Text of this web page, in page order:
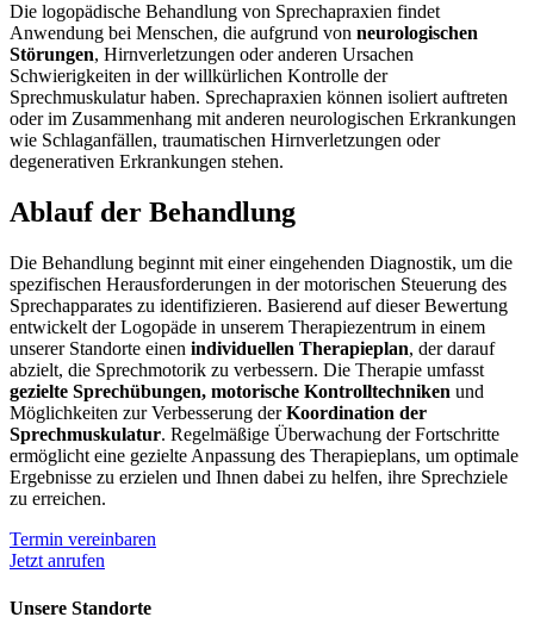
Die logopädische Behandlung von Sprechapraxien findet
Anwendung bei Menschen, die aufgrund von neurologischen
Störungen, Hirnverletzungen oder anderen Ursachen
Schwierigkeiten in der willkürlichen Kontrolle der
Sprechmuskulatur haben. Sprechapraxien können isoliert auftreten
oder im Zusammenhang mit anderen neurologischen Erkrankungen
wie Schlaganfällen, traumatischen Hirnverletzungen oder
degenerativen Erkrankungen stehen.
Ablauf der Behandlung
Die Behandlung beginnt mit einer eingehenden Diagnostik, um die
spezifischen Herausforderungen in der motorischen Steuerung des
Sprechapparates zu identifizieren. Basierend auf dieser Bewertung
entwickelt der Logopäde in unserem Therapiezentrum in einem
unserer Standorte einen individuellen Therapieplan, der darauf
abzielt, die Sprechmotorik zu verbessern. Die Therapie umfasst
gezielte Sprechübungen, motorische Kontrolltechniken und
Möglichkeiten zur Verbesserung derKoordination der
Sprechmuskulatur. Regelmäßige Überwachung der Fortschritte
ermöglicht eine gezielte Anpassung des Therapieplans, um optimale
Ergebnisse zu erzielen und Ihnen dabei zu helfen, ihre Sprechziele
zu erreichen.
Termin vereinbaren
Jetzt anrufen
Unsere Standorte